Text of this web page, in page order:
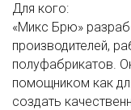
Для кого:
«Микс Брю»
производителей,
полуфабрикатов.
помощником как
создать